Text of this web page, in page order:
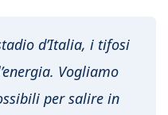
d’Italia, i tifosi
Vogliamo
per salire in